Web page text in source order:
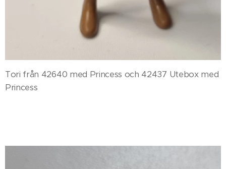
Tori från 42640 med Princess och 42437 Utebox med
Princess